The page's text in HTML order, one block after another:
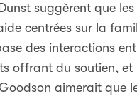
suggèrent que
centrées sur la
des interactions
offrant du soutien, et
aimerait que